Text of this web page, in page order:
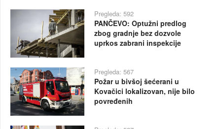
Pregleda: 592
PANČEVO: Optužni predlog
zbog gradnje bez dozvole
uprkos zabrani inspekcije
Pregleda: 567
Požar u bivšoj šećerani u
Kovačici lokalizovan, nije bilo
povređenih